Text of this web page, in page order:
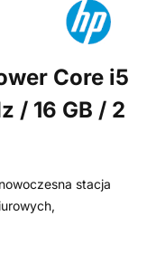
Core i5
/ 16 GB / 2
stacja